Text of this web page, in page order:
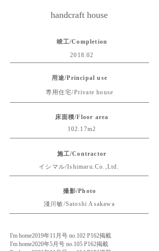
handcraft house
竣工/Completion
2018.02
用途/Principal use
専用住宅/Private house
床面積/Floor area
102.17m2
施工/Contractor
イシマル/Ishimaru.Co.,Ltd.
撮影/Photo
淺川敏/Satoshi Asakawa
I'm home2019年11月号 no.102 P162掲載
I'm home2020年5月号 no.105 P162掲載